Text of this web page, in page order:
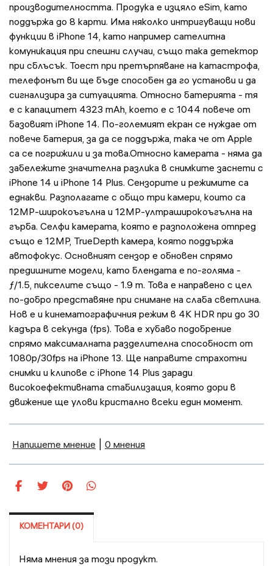
производителността. Продука е изцяло eSim, като
поддържа до 8 карти. Има няколко интригуващи нови
функции в iPhone 14, като например сателитна
комуникация при спешни случаи, също така детектор
при сблъсък. Тоест при претърпяване на катастрофа,
телефонът ви ще бъде способен да го установи и да
сигнализира за ситуацията. Относно батерията - тя
е с капацитет 4323 mAh, което е с 1044 повече от
базовият iPhone 14. По-големият екран се нуждае от
повече батерия, за да се поддържа, така че от Apple
са се погрижили и за това.Относно камерата - няма да
забележите значителна разлика в снимките заснети с
iPhone 14 и iPhone 14 Plus. Сензорите и режимите са
еднакви. Разполагате с общо три камери, които са
12MP-широкоъгълна и 12MP-ултраширокоъгълна на
гърба. Селфи камерата, която е разположена отпред
също е 12MP, TrueDepth камера, която поддържа
автофокус. Основният сензор е обновен спрямо
предишните модели, като блендата е по-голяма -
ƒ/1.5, пикселите също - 1.9 m. Това е направено с цел
по-добро представяне при снимане на слаба светлина.
Нов е и кинематографичния режим в 4K HDR при до 30
кадъра в секунда (fps). Това е хубаво подобрение
спрямо максималната разделителна способност от
1080p/30fps на iPhone 13. Ще направите страхотни
снимки и клипове с iPhone 14 Plus заради
високоефективната стабилизация, която дори в
движение ще улови кристално всеки един момент.
Напишете мнение 0 мнения
КОМЕНТАРИ (0)
Няма мнения за този продукт.